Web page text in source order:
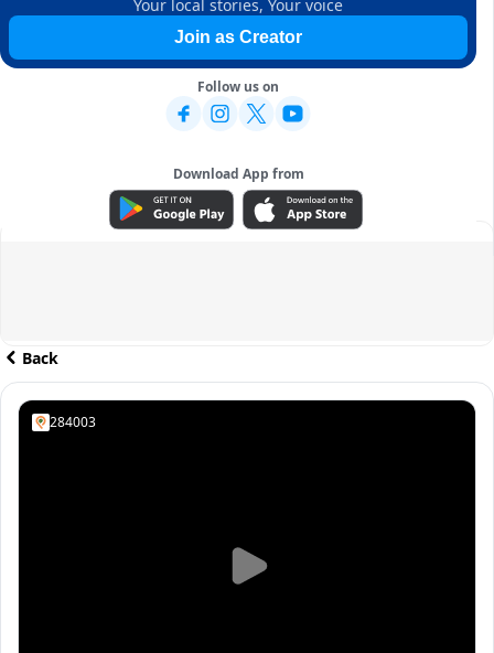
Your local stories, Your voice
Join as Creator
Follow us on
Download App from
ADVERTISEMENT
Back
284003